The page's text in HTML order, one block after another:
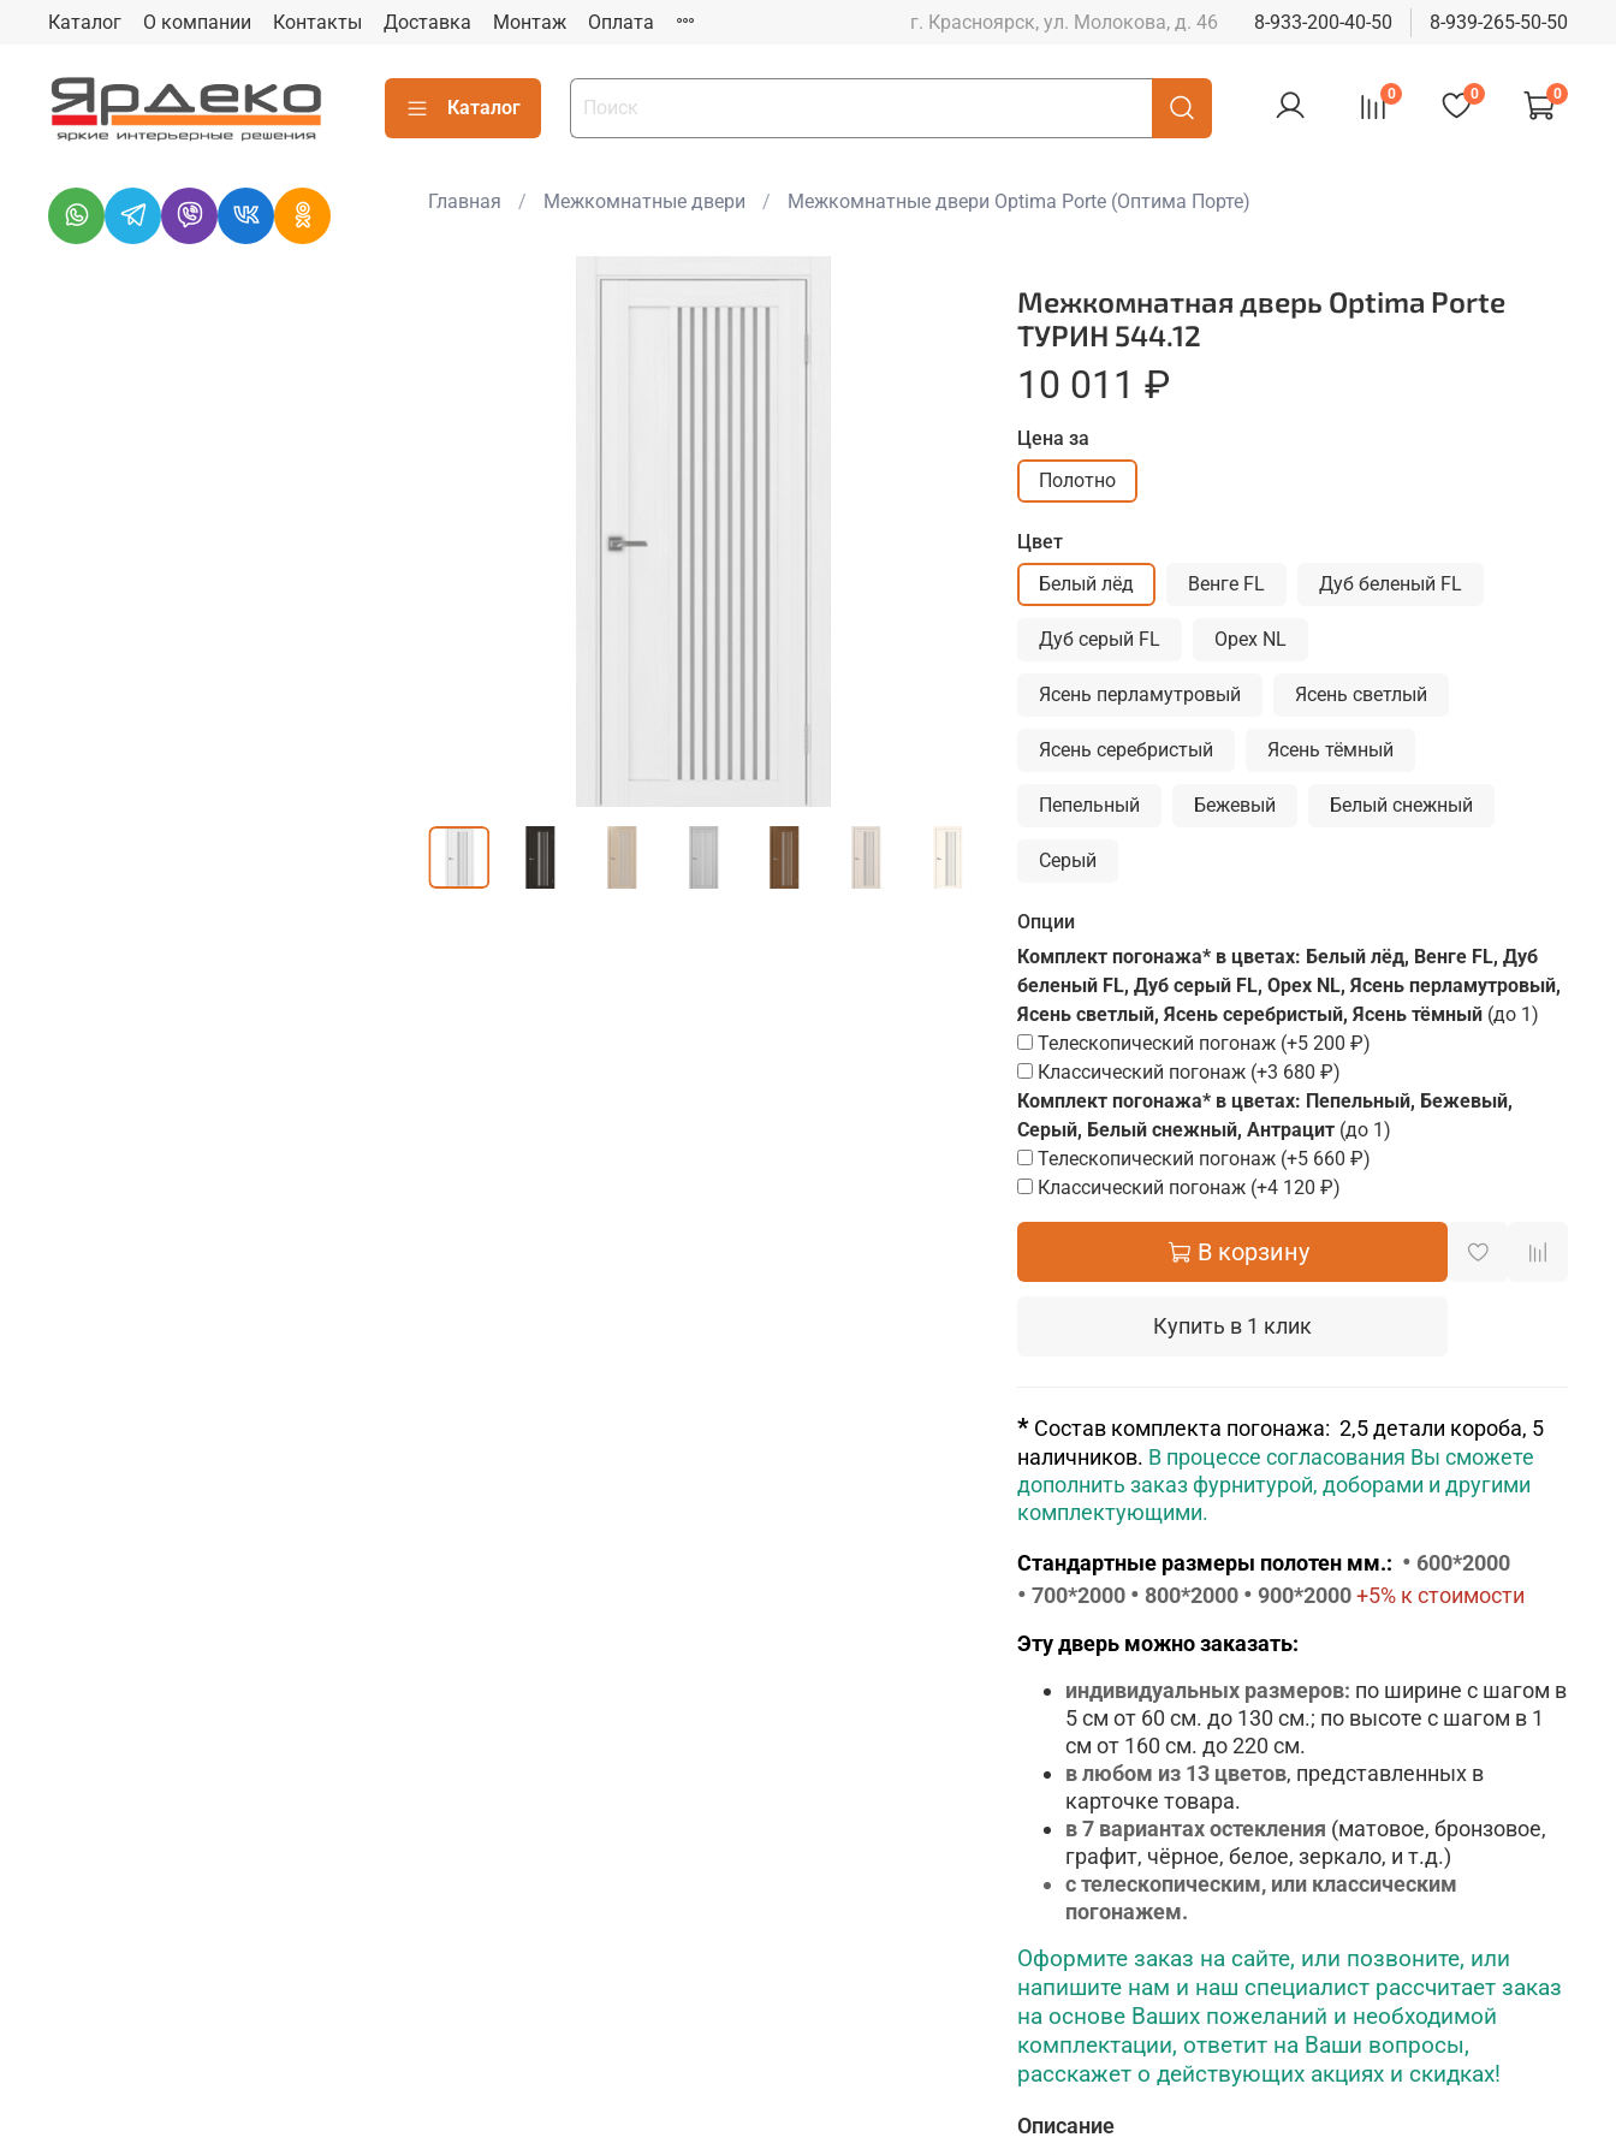
Каталог О компании Контакты Доставка Монтаж Оплата г. Красноярск, ул. Молокова, д. 46 8-933-200-40-50 8-939-265-50-50
Каталог
0 0 0
Главная Межкомнатные двери Межкомнатные двери Optima Porte (Оптима Порте)
Межкомнатная дверь Optima Porte
ТУРИН 544.12
10 011 ₽
Цена за
Полотно
Цвет
Белый лёд
Венге FL Дуб беленый FL
Дуб серый FL Орех NL
Ясень перламутровый Ясень светлый
Ясень серебристый Ясень тёмный
Пепельный Бежевый Белый снежный
Серый
Опции
Комплект погонажа* в цветах: Белый лёд, Венге FL, Дуб
беленый FL, Дуб серый FL, Орех NL, Ясень перламутровый,
Ясень светлый, Ясень серебристый, Ясень тёмный (до 1)
Телескопический погонаж(+5 200 ₽)
Классический погонаж (+3 680 ₽)
Комплект погонажа* в цветах: Пепельный, Бежевый,
Серый, Белый снежный, Антрацит (до 1)
Телескопический погонаж(+5 660 ₽)
Классический погонаж(+4 120 ₽)
В корзину
Купить в 1 клик
* Состав комплекта погонажа: 2,5 детали короба, 5
наличников. В процессе согласования Вы сможете
дополнить заказ фурнитурой, доборами и другими
комплектующими.
Стандартные размеры полотен мм.: • 600*2000
• 700*2000 • 800*2000 • 900*2000+5% к стоимости
Эту дверь можно заказать:
индивидуальных размеров: по ширине с шагом в
5 см от 60 см. до 130 см.; по высоте с шагом в 1
см от 160 см. до 220 см.
в любом из 13 цветов, представленных в
карточке товара.
в 7 вариантах остекления (матовое, бронзовое,
графит, чёрное, белое, зеркало, и т.д.)
с телескопическим, или классическим
погонажем.
Оформите заказ на сайте, или позвоните, или
напишите нам и наш специалист рассчитает заказ
на основе Ваших пожеланий и необходимой
комплектации, ответит на Ваши вопросы,
расскажет о действующих акциях и скидках!
Описание